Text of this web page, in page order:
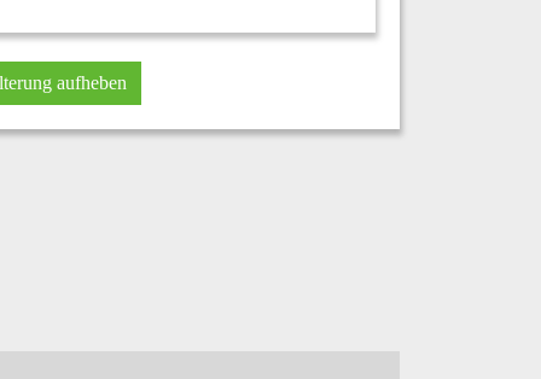
aufheben